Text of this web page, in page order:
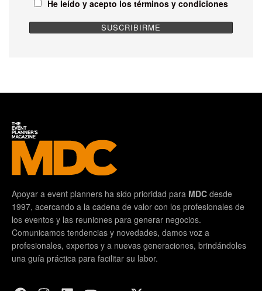
He leído y acepto los términos y condiciones
Apoyar a event planners ha sido prioridad para MDC desde
1997, acercando a la cadena de valor con los profesionales de
los eventos y las reuniones para generar negocios.
Comunicamos tendencias y novedades, damos voz a
profesionales, expertos y a nuevas generaciones, brindándoles
una guía práctica para facilitar su labor.